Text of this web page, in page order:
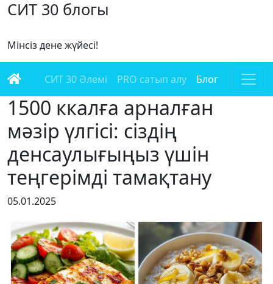
СИТ 30 блогы
Мінсіз дене жүйесі!
СИТ 30 Әлемі PRO сатып алу Блог
1500 ккалға арналған
мәзір үлгісі: сіздің
денсаулығыңыз үшін
теңгерімді тамақтану
05.01.2025